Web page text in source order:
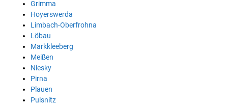
Grimma
Hoyerswerda
Limbach-Oberfrohna
Löbau
Markkleeberg
Meißen
Niesky
Pirna
Plauen
Pulsnitz